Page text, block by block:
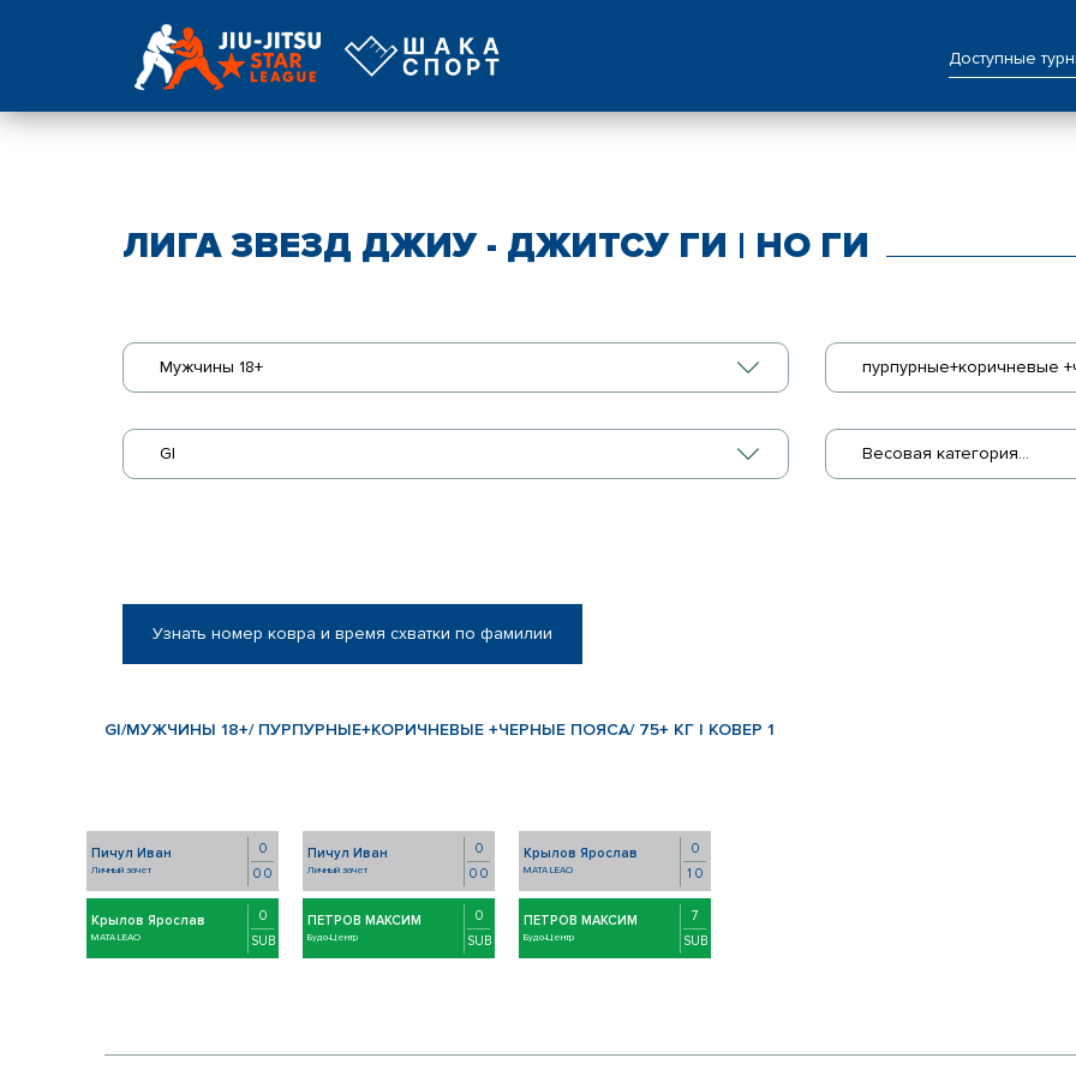
Доступные
ЛИГА ЗВЕЗД ДЖИУ - ДЖИТСУ ГИ | НО ГИ
Мужчины 18+ пурпурные+коричневые
GI Весовая категория...
Узнать номер ковра и время схватки по фамилии
GI/МУЖЧИНЫ 18+/ ПУРПУРНЫЕ+КОРИЧНЕВЫЕ +ЧЕРНЫЕ ПОЯСА/ 75+ КГ | КОВЕР 1
Пичул Иван
Личный зачет
0
0 0
Крылов Ярослав
MATA LEAO
0
SUB
Пичул Иван
Личный зачет
0
0 0
ПЕТРОВ МАКСИМ
Будо-Центр
0
SUB
Крылов Ярослав
MATA LEAO
0
1 0
ПЕТРОВ МАКСИМ
Будо-Центр
7
SUB